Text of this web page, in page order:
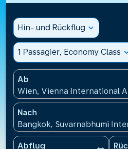
Hin- und Rückflug expand_more
1 Passagier, Economy Class
Ab
Wien, Vienna International
Nach
Bangkok, Suvarnabhumi
Abflug